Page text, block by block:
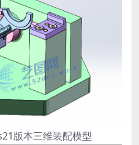
版本三维装配模型